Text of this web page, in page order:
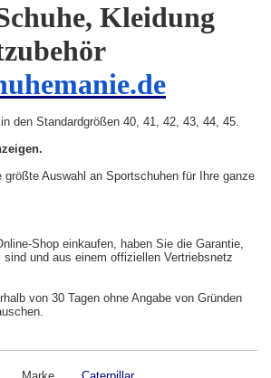
Kleidung
den Standardgrößen 40, 41, 42, 43, 44, 45.
größte Auswahl an Sportschuhen für Ihre ganze
Shop einkaufen, haben Sie die Garantie,
und aus einem offiziellen Vertriebsnetz
von 30 Tagen ohne Angabe von Gründen